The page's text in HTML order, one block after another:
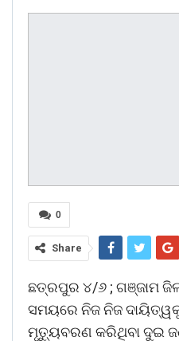
0
Share
ଛତ୍ରପୁର ୪/୬ ; ଗଞ୍ଜାମ
ସମୟରେ ନିଜ ନିଜ
ମୃତ୍ୟୁବରଣ କରିଥିବା ଦୁଇ